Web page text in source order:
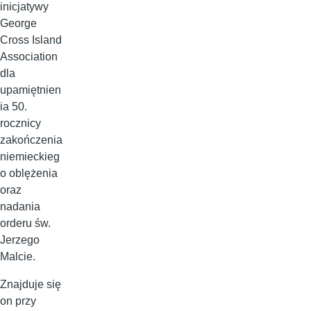
inicjatywy
George
Cross Island
Association
dla
upamiętnien
ia 50.
rocznicy
zakończenia
niemieckieg
o oblężenia
oraz
nadania
orderu św.
Jerzego
Malcie.
Znajduje się
on przy